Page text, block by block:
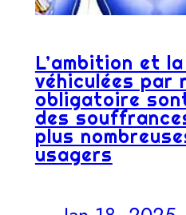
L’ambition et
véhiculées par
obligatoire
des
plus
usagers